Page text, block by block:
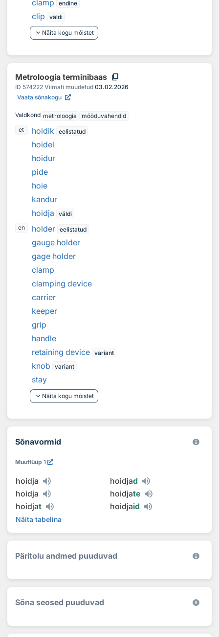
clamp endine
clip väldi
keyboard_arrow_down Näita kogu mõistet
Metroloogia terminibaas content_copy
ID 574222 Viimati muudetud 03.02.2026
Vaata sõnakogu
Valdkond metroloogia
mõõduvahendid
et
hoidik eelistatud
hoidel
hoidur
pide
hoie
kandur
hoidja
väldi
en
holder eelistatud
gauge holder
gage holder
clamp
clamping device
carrier
keeper
grip
handle
retaining device variant
knob variant
stay
keyboard_arrow_down Näita kogu mõistet
Sõnavormid
Muuttüüp 1
hoidja hoidjad
hoidja
hoidjate
hoidjat hoidjaid
Näita tabelina
Päritolu andmed puuduvad
Sõna seosed puuduvad